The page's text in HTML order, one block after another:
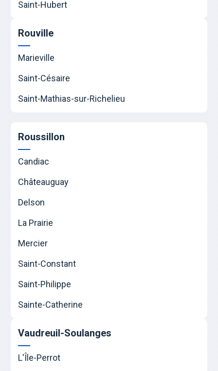
Saint-Hubert
Rouville
Marieville
Saint-Césaire
Saint-Mathias-sur-Richelieu
Roussillon
Candiac
Châteauguay
Delson
La Prairie
Mercier
Saint-Constant
Saint-Philippe
Sainte-Catherine
Vaudreuil-Soulanges
L'Île-Perrot